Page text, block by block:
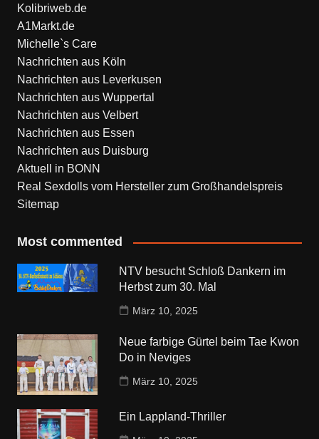
Kolibriweb.de
A1Markt.de
Michelle`s Care
Nachrichten aus Köln
Nachrichten aus Leverkusen
Nachrichten aus Wuppertal
Nachrichten aus Velbert
Nachrichten aus Essen
Nachrichten aus Duisburg
Aktuell in BONN
Real Sexdolls vom Hersteller zum Großhandelspreis
Sitemap
Most commented
NTV besucht Schloß Dankern im
Herbst zum 30. Mal
März 10, 2025
Neue farbige Gürtel beim Tae Kwon
Do in Neviges
März 10, 2025
Ein Lappland-Thriller